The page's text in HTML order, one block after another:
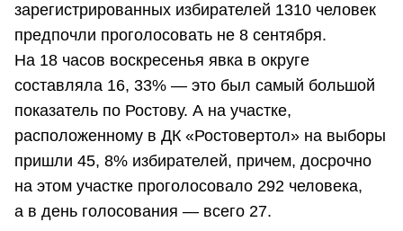
зарегистрированных избирателей 1310 человек
предпочли проголосовать не 8 сентября.
На 18 часов воскресенья явка в округе
составляла 16, 33% — это был самый большой
показатель по Ростову. А на участке,
расположенному в ДК «Ростовертол» на выборы
пришли 45, 8% избирателей, причем, досрочно
на этом участке проголосовало 292 человека,
а в день голосования — всего 27.